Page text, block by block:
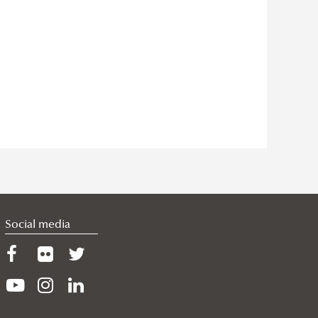
Social media